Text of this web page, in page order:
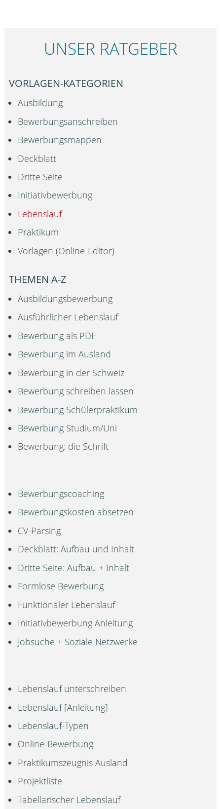
UNSER RATGEBER
VORLAGEN-KATEGORIEN
Ausbildung
Bewerbungsanschreiben
Bewerbungsmappen
Deckblatt
Dritte Seite
Initiativbewerbung
Lebenslauf
Praktikum
Vorlagen (Online-Editor)
THEMEN A-Z
Ausbildungsbewerbung
Ausführlicher Lebenslauf
Bewerbung als PDF
Bewerbung im Ausland
Bewerbung in der Schweiz
Bewerbung schreiben lassen
Bewerbung Schülerpraktikum
Bewerbung Studium/Uni
Bewerbung: die Schrift
Bewerbungscoaching
Bewerbungskosten absetzen
CV-Parsing
Deckblatt: Aufbau und Inhalt
Dritte Seite: Aufbau + Inhalt
Formlose Bewerbung
Funktionaler Lebenslauf
Initiativbewerbung Anleitung
Jobsuche + Soziale Netzwerke
Lebenslauf unterschreiben
Lebenslauf [Anleitung]
Lebenslauf-Typen
Online-Bewerbung
Praktikumszeugnis Ausland
Projektliste
Tabellarischer Lebenslauf